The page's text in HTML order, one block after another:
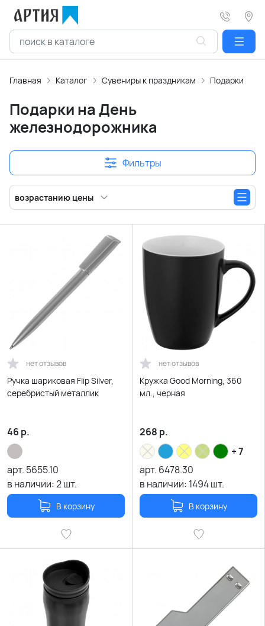
Главная Каталог Сувениры к праздникам Подарки на
Подарки на День
железнодорожника
Фильтры
возрастанию цены
нет отзывов
Ручка шариковая Flip Silver,
серебристый металлик
46 р.
арт. 5655.10
в наличии:2шт.
В корзину
нет отзывов
Кружка Good Morning, 360
мл., черная
268 р.
+ 7
арт. 6478.30
в наличии: 1494шт.
В корзину